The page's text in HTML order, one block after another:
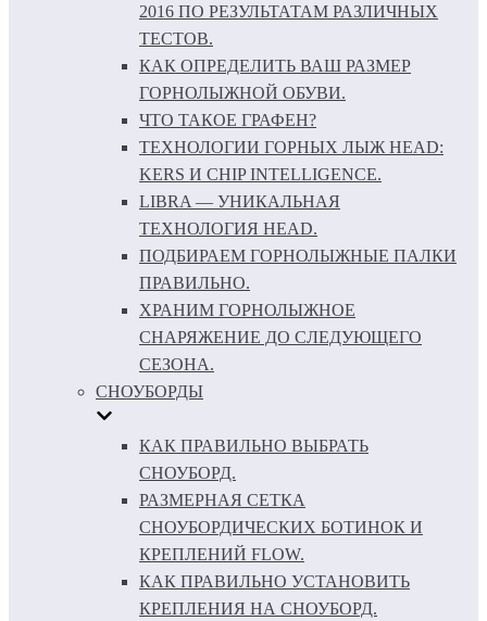
2016 ПО РЕЗУЛЬТАТАМ РАЗЛИЧНЫХ
ТЕСТОВ.
КАК ОПРЕДЕЛИТЬ ВАШ РАЗМЕР
ГОРНОЛЫЖНОЙ ОБУВИ.
ЧТО ТАКОЕ ГРАФЕН?
ТЕХНОЛОГИИ ГОРНЫХ ЛЫЖ HEAD:
KERS И CHIP INTELLIGENCE.
LIBRA — УНИКАЛЬНАЯ
ТЕХНОЛОГИЯ HEAD.
ПОДБИРАЕМ ГОРНОЛЫЖНЫЕ ПАЛКИ
ПРАВИЛЬНО.
ХРАНИМ ГОРНОЛЫЖНОЕ
СНАРЯЖЕНИЕ ДО СЛЕДУЮЩЕГО
СЕЗОНА.
СНОУБОРДЫ
КАК ПРАВИЛЬНО ВЫБРАТЬ
СНОУБОРД.
РАЗМЕРНАЯ СЕТКА
СНОУБОРДИЧЕСКИХ БОТИНОК И
КРЕПЛЕНИЙ FLOW.
КАК ПРАВИЛЬНО УСТАНОВИТЬ
КРЕПЛЕНИЯ НА СНОУБОРД.